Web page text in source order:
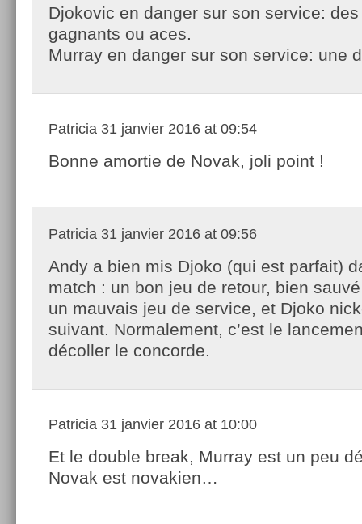
Djokovic en danger sur son service:
gagnants ou aces.
Murray en danger sur son service: une
Patricia 31 janvier 2016 at 09:54
Bonne amortie de Novak, joli point !
Patricia 31 janvier 2016 at 09:56
Andy a bien mis Djoko (qui est parfait)
match : un bon jeu de retour, bien
un mauvais jeu de service, et Djoko
suivant. Normalement, c’est le
décoller le concorde.
Patricia 31 janvier 2016 at 10:00
Et le double break, Murray est un peu
Novak est novakien…